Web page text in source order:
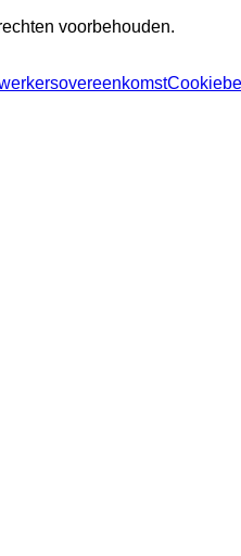
voorbehouden.